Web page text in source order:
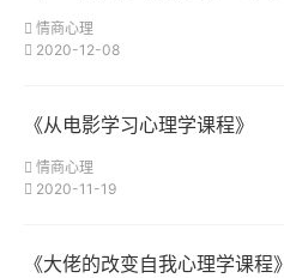
情商心理
2020-12-08
《从电影学习心理学课程》
情商心理
2020-11-19
《大佬的改变自我心理学课程》